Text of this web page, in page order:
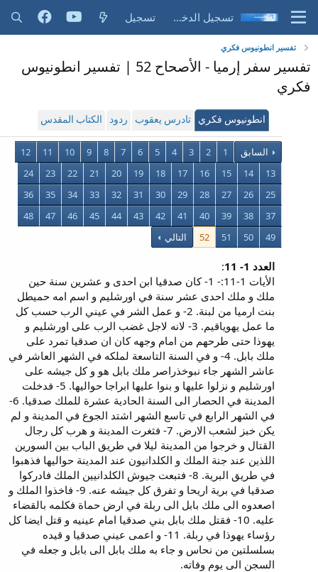
تسجيل الدخول تسجيل
تفسير انطونيوس فكري
تفسير سفر إرميا - الأصحاح 52 | تفسير انطونيوس
فكري
انطونيوس فكري تادرس يعقوب ردود الكتاب المقدس
السابق 1
2
3
4
5
6
7
8
9
10
11
12
13
14
15
16
17
18
19
20
21
22
23
24
25
26
27
28
29
30
31
32
33
34
35
36
37
38
39
40
41
42
43
44
45
46
47
48
49
50
51
52 التالي
العدد 1- 11
:
الأيات 1-11:- 1- كان صدقيا ابن احدى و عشرين سنة حين
ملك و ملك احدى عشر سنة في اورشليم و اسم امه حميطل
بنت ارميا من لبنة. 2- و عمل الشر في عيني الرب حسب كل
ما عمل يهوياقيم. 3- لانه لاجل غضب الرب على اورشليم و
يهوذا حتى طرحهم من امام وجهه كان ان صدقيا تمرد على
ملك بابل. 4- و في السنة التاسعة لملكه في الشهر العاشر في
عاشر الشهر جاء نبوخذراصر ملك بابل هو و كل جيشه على
اورشليم و نزلوا عليها و بنوا عليها ابراجا حواليها. 5- فدخلت
المدينة في الحصار الى السنة الحادية عشرة للملك صدقيا. 6-
في الشهر الرابع في تاسع الشهر اشتد الجوع في المدينة و لم
يكن خبز لشعب الارض. 7- فثغرت المدينة و هرب كل رجال
القتال و خرجوا من المدينة ليلا في طريق الباب بين السورين
اللذين عند جنة الملك و الكلدانيون عند المدينة حواليها فذهبوا
في طريق البرية. 8- فتبعت جيوش الكلدانيين الملك فادركوا
صدقيا في برية اريحا و تفرق كل جيشه عنه. 9- فاخذوا الملك و
اصعدوه الى ملك بابل الى ربلة في ارض حماة فكلمه بالقضاء
عليه. 10- فقتل ملك بابل بني صدقيا امام عينيه و قتل ايضا كل
رؤساء يهوذا في ربلة. 11- و اعمى عيني صدقيا و قيده
بسلسلتين من نحاس و جاء به ملك بابل الى بابل و جعله في
السجن الى يوم وفاته.